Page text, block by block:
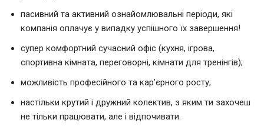
пасивний та активний ознайомлювальні періоди, які
компанія оплачує у випадку успішного їх завершення!
супер комфортний сучасний офіс (кухня, ігрова,
спортивна кімната, переговорні, кімнати для тренінгів);
можливість професійного та кар’єрного росту;
настільки крутий і дружний колектив, з яким ти захочеш
не тільки працювати, але і відпочивати.